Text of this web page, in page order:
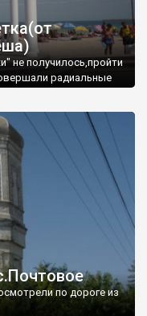
не получилось,пройти
радиальные
по дороге из